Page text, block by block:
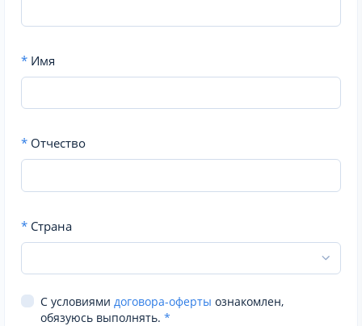
* Имя
* Отчество
* Страна
С условиями договора-оферты ознакомлен,
обязуюсь выполнять. *